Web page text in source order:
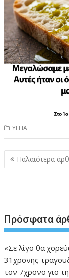
ΥΓΕΙΑ
Πλοήγηση
άρθρων
Παλαιότερα
Πρόσφατα
«Σε λίγο θα
31χρονης
τον 7χρονο γιο